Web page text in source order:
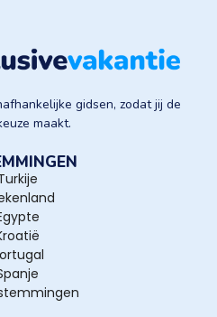
gidsen, zodat jij de
maakt.